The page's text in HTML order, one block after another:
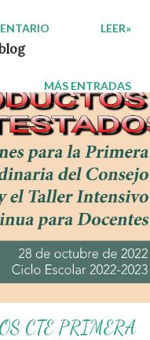
trimestre,
y colegios privados. En
creados por la Profa.
para docentes,
Exámenes y Por Qué Son
primaria abarcan
como Lenguajes,
Naturaleza y
Diseñados con un
imágenes y ejemplos
LEER»
MÁS ENTRADAS
CTE PRIMERA